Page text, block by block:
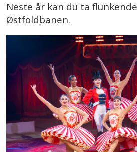
Neste år kan du ta
Østfoldbanen.